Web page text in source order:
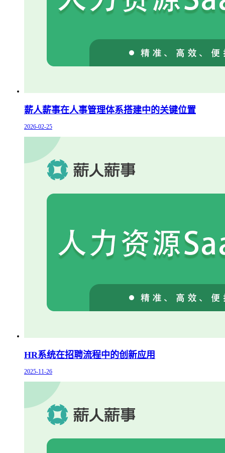
薪人薪事在人事管理体系搭建中的关键位置
2026-02-25
HR系统在招聘流程中的创新应用
2025-11-26